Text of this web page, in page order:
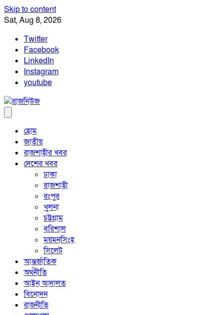
Skip to content
Sat, Aug 8, 2026
Twitter
Facebook
LinkedIn
Instagram
youtube
হোম
জাতীয়
রাজশাহীর খবর
দেশের খবর
ঢাকা
রাজশাহী
রংপুর
খুলনা
চট্টগ্রাম
বরিশাল
ময়মনসিংহ
সিলেট
আন্তর্জাতিক
অর্থনীতি
আইন আদালত
বিনোদন
রাজনীতি